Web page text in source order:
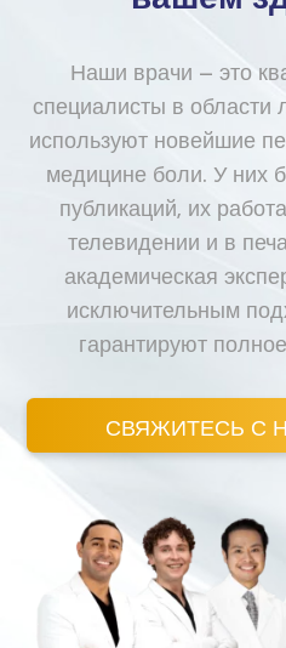
Наши врачи – это
специалисты в области
используют новейшие
медицине боли. У них
публикаций, их
телевидении и в
академическая
исключительным
гарантируют
СВЯЖИТЕСЬ С